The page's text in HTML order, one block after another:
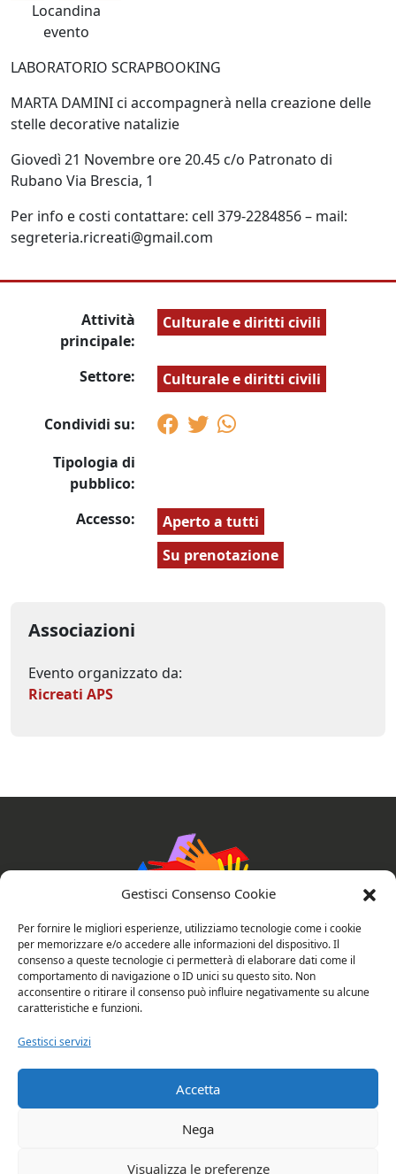
Gestisci Consenso Cookie
Per fornire le migliori esperienze, utilizziamo tecnologie come i cookie
per memorizzare e/o accedere alle informazioni del dispositivo. Il
consenso a queste tecnologie ci permetterà di elaborare dati come il
comportamento di navigazione o ID unici su questo sito. Non
acconsentire o ritirare il consenso può influire negativamente su alcune
caratteristiche e funzioni.
Gestisci servizi
Accetta
Nega
Visualizza le preferenze
Locandina
evento
LABORATORIO SCRAPBOOKING
MARTA DAMINI ci accompagnerà nella creazione delle
stelle decorative natalizie
Giovedì 21 Novembre ore 20.45 c/o Patronato di
Rubano Via Brescia, 1
Per info e costi contattare: cell 379-2284856 – mail:
segreteria.ricreati@gmail.com
Attività
principale:
Culturale e diritti civili
Settore: Culturale e diritti civili
Condividi su:
Tipologia di
pubblico:
Accesso:
Aperto a tutti
Su prenotazione
Associazioni
Evento organizzato da:
Ricreati APS
AssociAzioni Connesse
Valutazione del sito
Copyright © 2026 Rubano: AssociAzioni